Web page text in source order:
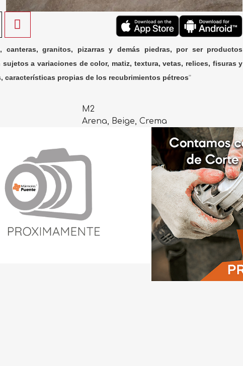
canteras, granitos, pizarras y demás piedras, por ser productos
sujetos a variaciones de color, matiz, textura, vetas, relices, fisuras y
características propias de los recubrimientos pétreos"
M2
Arena, Beige, Crema